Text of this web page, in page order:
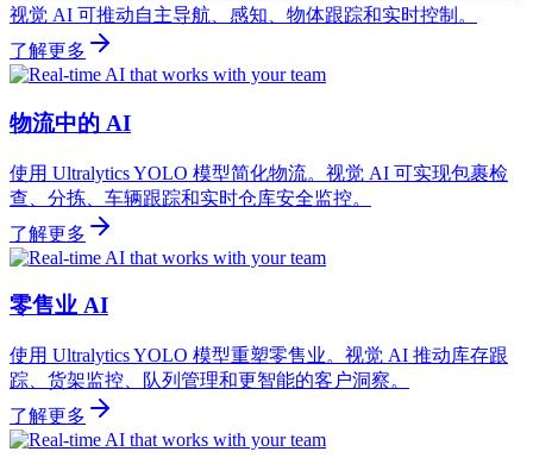
视觉 AI 可推动自主导航、感知、物体跟踪和实时控制。
了解更多
物流中的 AI
使用 Ultralytics YOLO 模型简化物流。视觉 AI 可实现包裹检
查、分拣、车辆跟踪和实时仓库安全监控。
了解更多
零售业 AI
使用 Ultralytics YOLO 模型重塑零售业。视觉 AI 推动库存跟
踪、货架监控、队列管理和更智能的客户洞察。
了解更多